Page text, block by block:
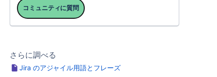
コミュニティに質問
さらに調べる
Jira のアジャイル用語とフレーズ